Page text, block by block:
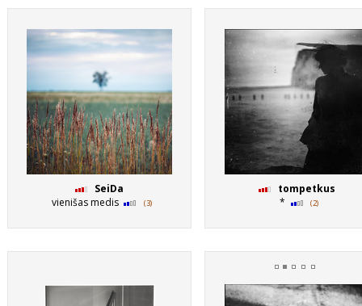
SeiDa
vienišas medis
(3)
tompetkus
*
(2)